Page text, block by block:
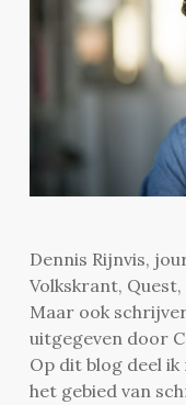
Dennis Rijnvis,
Volkskrant,
Maar ook
uitgegeven door
Op dit blog deel
het gebied van